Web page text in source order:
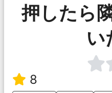
押したら
い
8